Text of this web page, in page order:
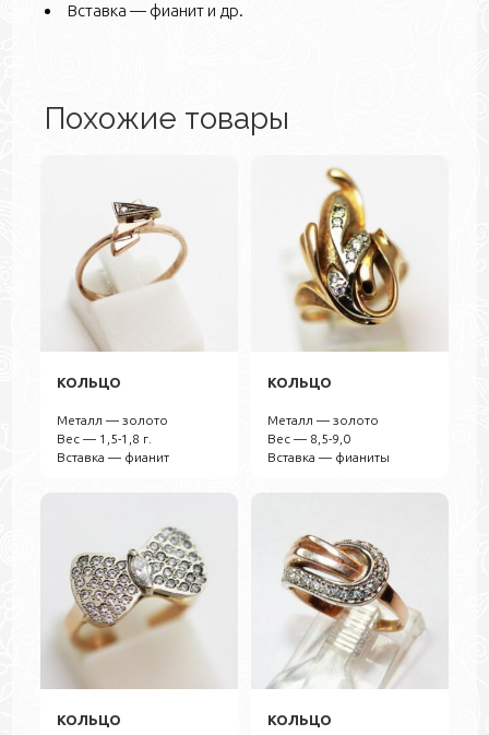
Вставка — фианит и др.
Похожие товары
КОЛЬЦО
Металл — золото
Вес — 1,5-1,8 г.
Вставка — фианит
КОЛЬЦО
Металл — золото
Вес — 8,5-9,0
Вставка — фианиты
КОЛЬЦО КОЛЬЦО